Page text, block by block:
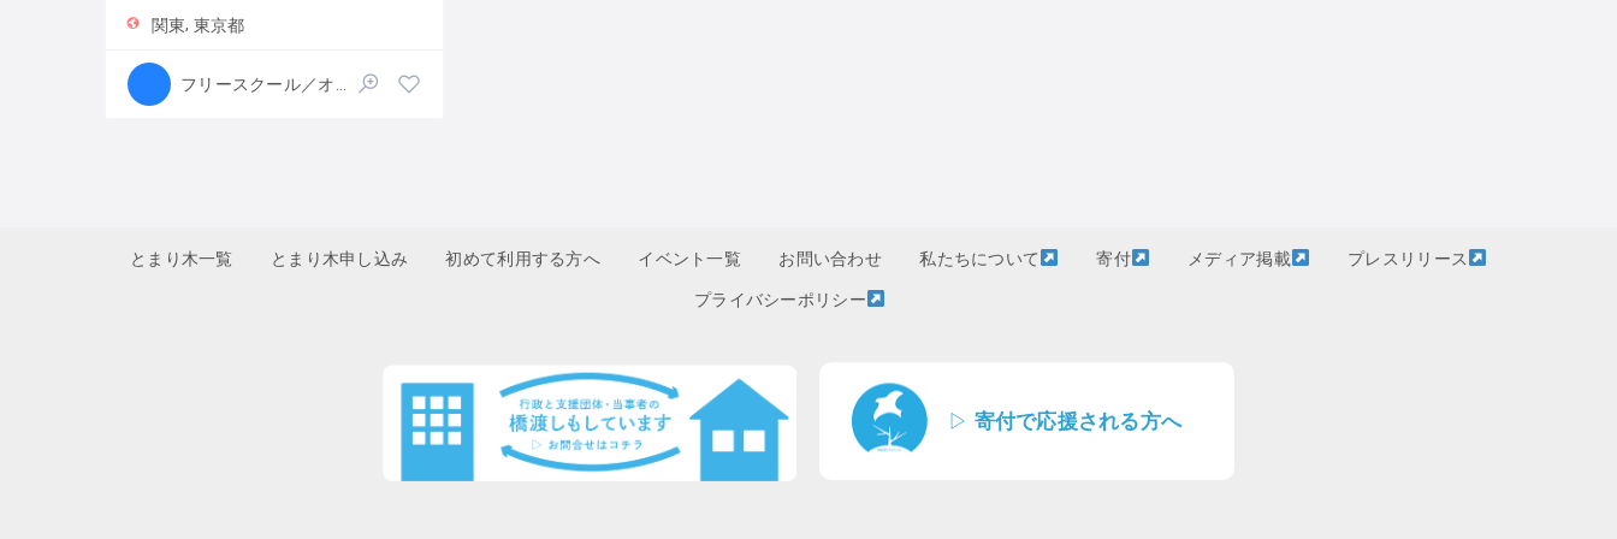
関東 東京都
とまり木一覧 とまり木申し込み 初めて利用する方へ イベント一覧 お問い合わせ 私たちについて 寄付 メディア掲載 プレスリリース
プライバシーポリシー
▷ 寄付で応援される方へ